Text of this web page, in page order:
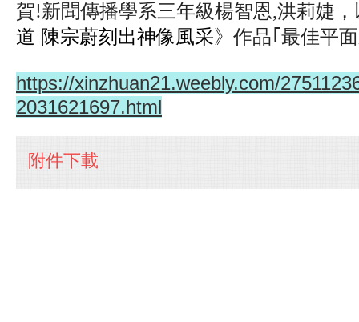
賀!新聞傳播學系三年級楊智恩,洪莉婕，
道 陳宗蔚刻出神像風采》作品｢最佳平
https://xinzhuan21.weebly.com/
2031621697.html
附件下載